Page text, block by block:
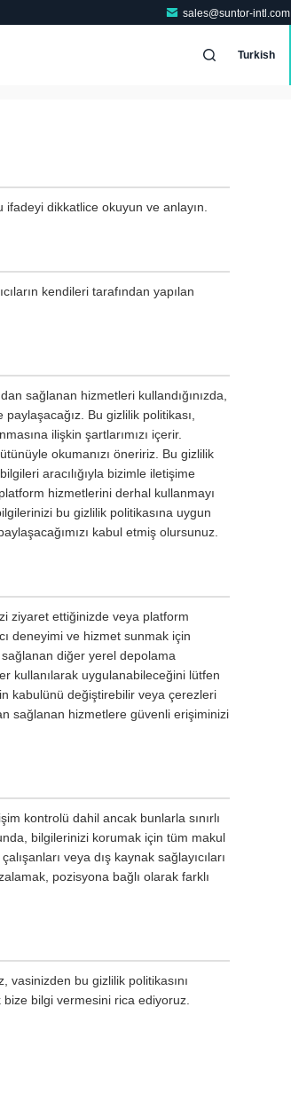
sales@suntor-intl.com
Turkish
dikkatlice okuyun ve anlayın.
kendileri tarafından yapılan
sağlanan hizmetleri kullandığınızda,
Bu gizlilik politikası,
ilişkin şartlarımızı içerir.
okumanızı öneririz. Bu gizlilik
aracılığıyla bizimle iletişime
hizmetlerini derhal kullanmayı
bu gizlilik politikasına uygun
kabul etmiş olursunuz.
ziyaret ettiğinizde veya platform
deneyimi ve hizmet sunmak için
sağlanan diğer yerel depolama
kullanılarak uygulanabileceğini lütfen
kabulünü değiştirebilir veya çerezleri
sağlanan hizmetlere güvenli erişiminizi
kontrolü dahil ancak bunlarla sınırlı
bilgilerinizi korumak için tüm makul
veya dış kaynak sağlayıcıları
pozisyona bağlı olarak farklı
bu gizlilik politikasını
bilgi vermesini rica ediyoruz.